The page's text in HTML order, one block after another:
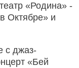
«Родина» -
Октябре» и
с джаз-
«Бей